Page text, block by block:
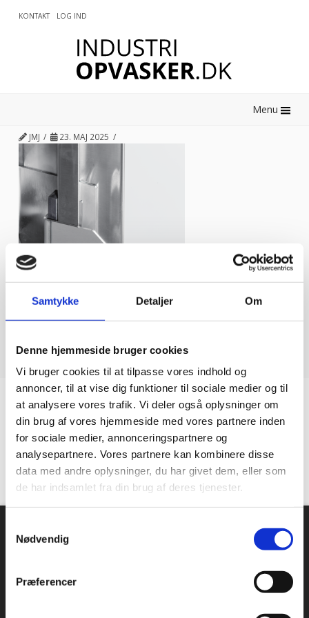
Samtykke Detaljer Om
Denne hjemmeside bruger cookies
Vi bruger cookies til at tilpasse vores indhold og
annoncer, til at vise dig funktioner til sociale medier og til
at analysere vores trafik. Vi deler også oplysninger om
din brug af vores hjemmeside med vores partnere inden
for sociale medier, annonceringspartnere og
analysepartnere. Vores partnere kan kombinere disse
data med andre oplysninger, du har givet dem, eller som
de har indsamlet fra din brug af deres tjenester.
Nødvendig
Præferencer
KONTAKT LOG IND
Menu
JMJ 23. MAJ 2025
Kundetilfredshed
“Altid flinke og hjælpsom”
Danmarks største sortiment, mange forskellige producenter
Hos industriopvasker.dk er du sikker på at få en REN opvask,